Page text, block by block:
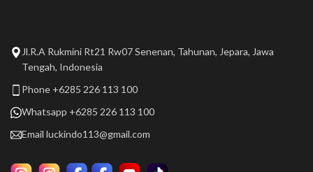
Jl.R.A Rukmini Rt21 Rw07 Senenan, Tahunan, Jepara, Jawa
Tengah, Indonesia
Phone +6285 226 113 100
Whatsapp +6285 226 113 100
Email luckindo113@gmail.com